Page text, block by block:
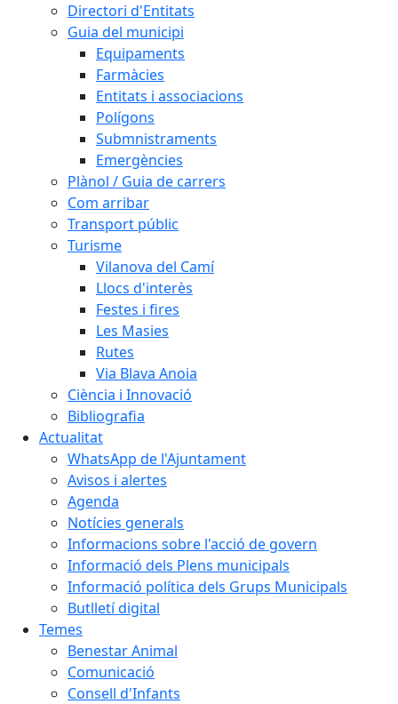
Directori d'Entitats
Guia del municipi
Equipaments
Farmàcies
Entitats i associacions
Polígons
Submnistraments
Emergències
Plànol / Guia de carrers
Com arribar
Transport públic
Turisme
Vilanova del Camí
Llocs d'interès
Festes i fires
Les Masies
Rutes
Via Blava Anoia
Ciència i Innovació
Bibliografia
Actualitat
WhatsApp de l'Ajuntament
Avisos i alertes
Agenda
Notícies generals
Informacions sobre l'acció de govern
Informació dels Plens municipals
Informació política dels Grups Municipals
Butlletí digital
Temes
Benestar Animal
Comunicació
Consell d'Infants